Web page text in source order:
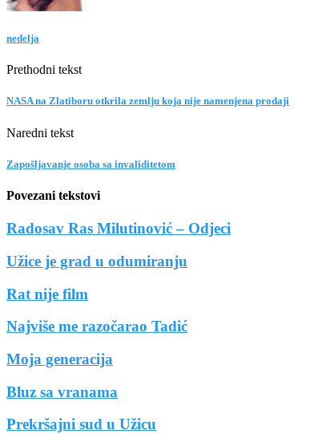
nedelja
Prethodni tekst
NASA na Zlatiboru otkrila zemlju koja nije namenjena prodaji
Naredni tekst
Zapošljavanje osoba sa invaliditetom
Povezani tekstovi
Radosav Ras Milutinović – Odjeci
Užice je grad u odumiranju
Rat nije film
Najviše me razočarao Tadić
Moja generacija
Bluz sa vranama
Prekršajni sud u Užicu